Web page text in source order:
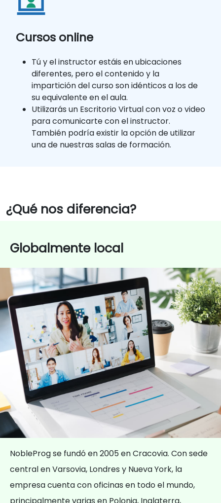
Cursos online
Tú y el instructor estáis en ubicaciones
diferentes, pero el contenido y la
impartición del curso son idénticos a los de
su equivalente en el aula.
Utilizarás un Escritorio Virtual con voz o video
para comunicarte con el instructor.
También podría existir la opción de utilizar
una de nuestras salas de formación.
¿Qué nos diferencia?
Globalmente local
NobleProg se fundó en 2005 en Cracovia. Con sede
central en Varsovia, Londres y Nueva York, la
empresa cuenta con oficinas en todo el mundo,
principalmente varias en Polonia, Inglaterra,